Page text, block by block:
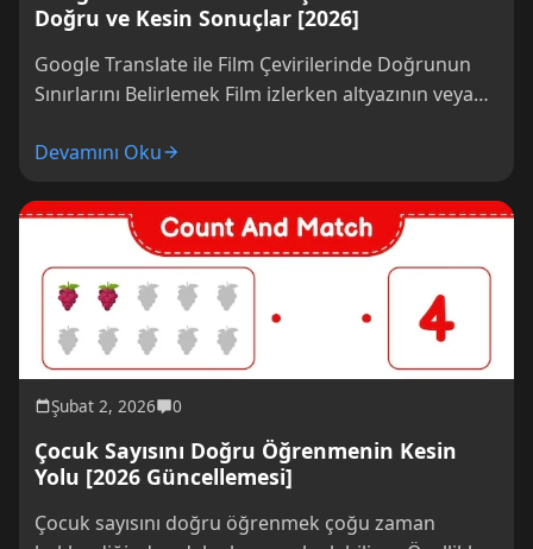
Doğru ve Kesin Sonuçlar [2026]
Google Translate ile Film Çevirilerinde Doğrunun
Sınırlarını Belirlemek Film izlerken altyazının veya
Ancak, özellikle...
Devamını Oku
Şubat 2, 2026 0
Çocuk Sayısını Doğru Öğrenmenin Kesin
Yolu [2026 Güncellemesi]
Çocuk sayısını doğru öğrenmek çoğu zaman